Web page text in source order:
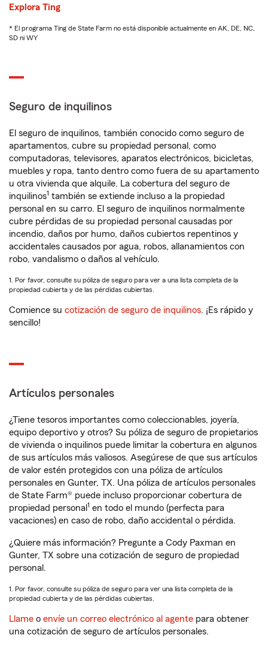
Explora Ting
* El programa Ting de State Farm no está disponible actualmente en AK, DE, NC,
SD ni WY
Seguro de inquilinos
El seguro de inquilinos, también conocido como seguro de
apartamentos, cubre su propiedad personal, como
computadoras, televisores, aparatos electrónicos, bicicletas,
muebles y ropa, tanto dentro como fuera de su apartamento
u otra vivienda que alquile. La cobertura del seguro de
inquilinos1 también se extiende incluso a la propiedad
personal en su carro. El seguro de inquilinos normalmente
cubre pérdidas de su propiedad personal causadas por
incendio, daños por humo, daños cubiertos repentinos y
accidentales causados por agua, robos, allanamientos con
robo, vandalismo o daños al vehículo.
1. Por favor, consulte su póliza de seguro para ver a una lista completa de la
propiedad cubierta y de las pérdidas cubiertas.
Comience su cotización de seguro de inquilinos. ¡Es rápido y
sencillo!
Artículos personales
¿Tiene tesoros importantes como coleccionables, joyería,
equipo deportivo y otros? Su póliza de seguro de propietarios
de vivienda o inquilinos puede limitar la cobertura en algunos
de sus artículos más valiosos. Asegúrese de que sus artículos
de valor estén protegidos con una póliza de artículos
personales en Gunter, TX. Una póliza de artículos personales
de State Farm® puede incluso proporcionar cobertura de
propiedad personal 1 en todo el mundo (perfecta para
vacaciones) en caso de robo, daño accidental o pérdida.
¿Quiere más información? Pregunte a Cody Paxman en
Gunter, TX sobre una cotización de seguro de propiedad
personal.
1. Por favor, consulte su póliza de seguro para ver una lista completa de la
propiedad cubierta y de las pérdidas cubiertas.
Llame o envíe un correo electrónico al agente para obtener
una cotización de seguro de artículos personales.